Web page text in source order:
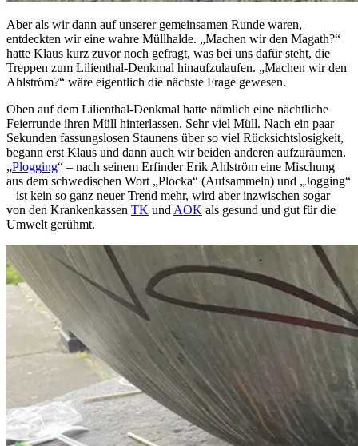
Aber als wir dann auf unserer gemeinsamen Runde waren,
entdeckten wir eine wahre Müllhalde. „Machen wir den Magath?“
hatte Klaus kurz zuvor noch gefragt, was bei uns dafür steht, die
Treppen zum Lilienthal-Denkmal hinaufzulaufen. „Machen wir den
Ahlström?“ wäre eigentlich die nächste Frage gewesen.
Oben auf dem Lilienthal-Denkmal hatte nämlich eine nächtliche
Feierrunde ihren Müll hinterlassen. Sehr viel Müll. Nach ein paar
Sekunden fassungslosen Staunens über so viel Rücksichtslosigkeit,
begann erst Klaus und dann auch wir beiden anderen aufzuräumen.
„Plogging“ – nach seinem Erfinder Erik Ahlström eine Mischung
aus dem schwedischen Wort „Plocka“ (Aufsammeln) und „Jogging“
– ist kein so ganz neuer Trend mehr, wird aber inzwischen sogar
von den Krankenkassen TK und AOK als gesund und gut für die
Umwelt gerühmt.